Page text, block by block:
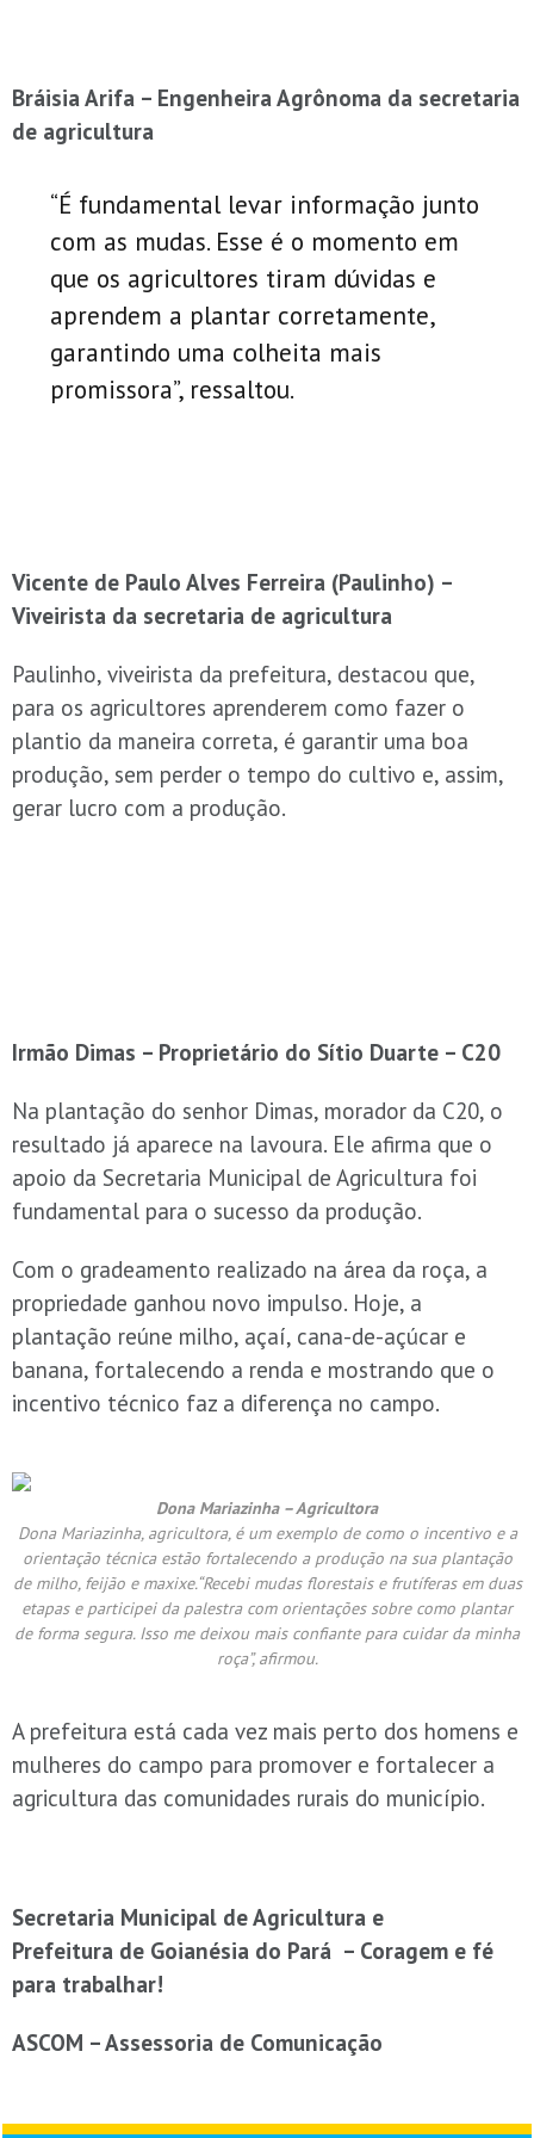
Bráisia Arifa – Engenheira Agrônoma da secretaria
de agricultura
“É fundamental levar informação junto
com as mudas. Esse é o momento em
que os agricultores tiram dúvidas e
aprendem a plantar corretamente,
garantindo uma colheita mais
promissora”, ressaltou.
Vicente de Paulo Alves Ferreira (Paulinho) –
Viveirista da secretaria de agricultura
Paulinho, viveirista da prefeitura, destacou que,
para os agricultores aprenderem como fazer o
plantio da maneira correta, é garantir uma boa
produção, sem perder o tempo do cultivo e, assim,
gerar lucro com a produção.
Irmão Dimas – Proprietário do Sítio Duarte – C20
Na plantação do senhor Dimas, morador da C20, o
resultado já aparece na lavoura. Ele afirma que o
apoio da Secretaria Municipal de Agricultura foi
fundamental para o sucesso da produção.
Com o gradeamento realizado na área da roça, a
propriedade ganhou novo impulso. Hoje, a
plantação reúne milho, açaí, cana-de-açúcar e
banana, fortalecendo a renda e mostrando que o
incentivo técnico faz a diferença no campo.
Dona Mariazinha – Agricultora
Dona Mariazinha, agricultora, é um exemplo de como o incentivo e a
orientação técnica estão fortalecendo a produção na sua plantação
de milho, feijão e maxixe.“Recebi mudas florestais e frutíferas em duas
etapas e participei da palestra com orientações sobre como plantar
de forma segura. Isso me deixou mais confiante para cuidar da minha
roça”, afirmou.
A prefeitura está cada vez mais perto dos homens e
mulheres do campo para promover e fortalecer a
agricultura das comunidades rurais do município.
Secretaria Municipal de Agricultura e
Prefeitura de Goianésia do Pará – Coragem e fé
para trabalhar!
ASCOM – Assessoria de Comunicação